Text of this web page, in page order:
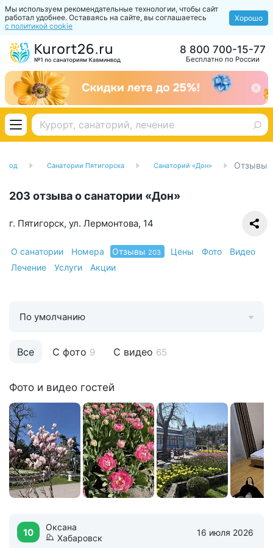
Мы используем рекомендательные технологии, чтобы сайт
работал удобнее. Оставаясь на сайте, вы соглашаетесь
с политикой cookie
Хорошо
Бесплатно по России
8 800 700-15-77
Санатории Пятигорска Санаторий «Дон» Отзывы
203 отзыва о санатории «Дон»
г. Пятигорск, ул. Лермонтова, 14
О санатории Номера Отзывы 203 Цены Фото
Видео
Лечение
Услуги Акции
Все С фото 9 С видео 65
По умолчанию
Фото и видео гостей
10
Оксана
Хабаровск
16 июля 2026